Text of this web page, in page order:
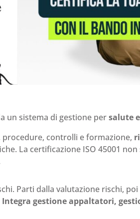
un sistema di gestione persalute
controlli e formazione,
La certificazione ISO 45001
Parti dalla valutazione rischi,
Integra gestione appaltatori,